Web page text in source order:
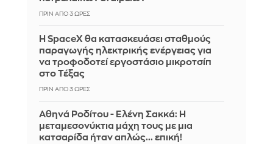
ΠΡΙΝ ΑΠΌ 3 ΏΡΕΣ
Η SpaceX θα κατασκευάσει σταθμούς
παραγωγής ηλεκτρικής ενέργειας για
να τροφοδοτεί εργοστάσιο μικροτσίπ
στο Τέξας
ΠΡΙΝ ΑΠΌ 3 ΏΡΕΣ
Αθηνά Ροδίτου - Ελένη Σακκά: Η
μεταμεσονύκτια μάχη τους με μια
κατσαρίδα ήταν απλώς... επική!